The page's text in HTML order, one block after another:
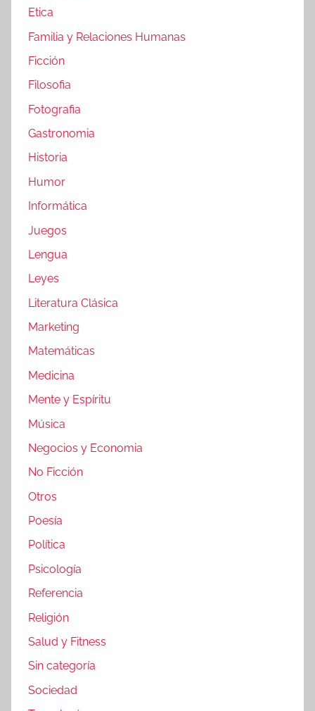
Etica
Familia y Relaciones Humanas
Ficción
Filosofia
Fotografia
Gastronomia
Historia
Humor
Informática
Juegos
Lengua
Leyes
Literatura Clásica
Marketing
Matemáticas
Medicina
Mente y Espíritu
Música
Negocios y Economia
No Ficción
Otros
Poesía
Política
Psicología
Referencia
Religión
Salud y Fitness
Sin categoría
Sociedad